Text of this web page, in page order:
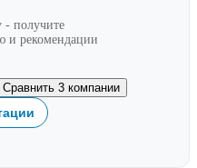
- получите
и рекомендации
Сравнить 3 компании